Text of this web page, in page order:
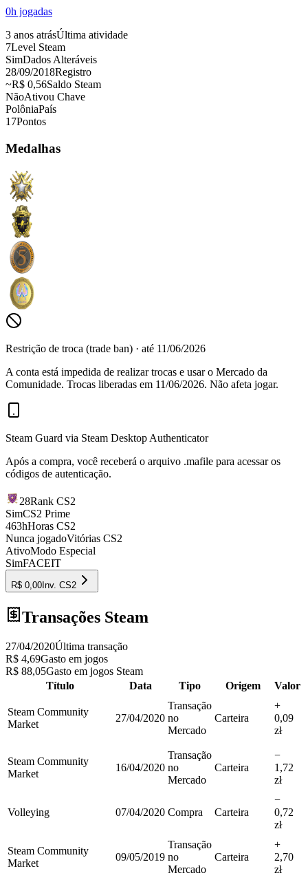
0h jogadas
3 anos atrásÚltima atividade
7Level Steam
SimDados Alteráveis
28/09/2018Registro
~R$ 0,56Saldo Steam
NãoAtivou Chave
PolôniaPaís
17Pontos
Medalhas
Restrição de troca (trade ban) · até 11/06/2026
A conta está impedida de realizar trocas e usar o Mercado da
Comunidade. Trocas liberadas em 11/06/2026. Não afeta jogar.
Steam Guard via Steam Desktop Authenticator
Após a compra, você receberá o arquivo .mafile para acessar os
códigos de autenticação.
28Rank CS2
SimCS2 Prime
463hHoras CS2
Nunca jogadoVitórias CS2
AtivoModo Especial
SimFACEIT
R$ 0,00 Inv. CS2
Transações Steam
27/04/2020Última transação
R$ 4,69Gasto em jogos
R$ 88,05Gasto em jogos Steam
Título
Data Tipo Origem Valor
Steam Community
Market
27/04/2020
Transação
no
Mercado
Carteira
+
0,09
zł
Steam Community
Market
16/04/2020
Transação
no
Mercado
Carteira
−
1,72
zł
Volleying 07/04/2020 Compra Carteira
−
0,72
zł
Steam Community
Market
09/05/2019
Transação
no
Mercado
Carteira
+
2,70
zł